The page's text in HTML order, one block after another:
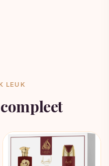
LEUK
compleet